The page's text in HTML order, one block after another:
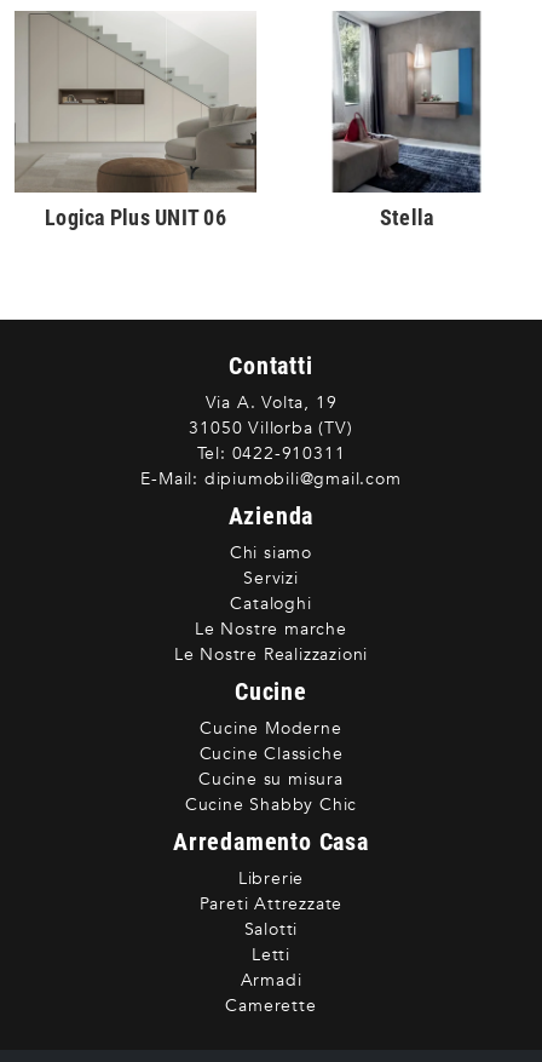
Logica Plus UNIT 06 Stella
Contatti
Via A. Volta, 19
31050 Villorba (TV)
Tel: 0422-910311
E-Mail: dipiumobili@gmail.com
Azienda
Chi siamo
Servizi
Cataloghi
Le Nostre marche
Le Nostre Realizzazioni
Cucine
Cucine Moderne
Cucine Classiche
Cucine su misura
Cucine Shabby Chic
Arredamento Casa
Librerie
Pareti Attrezzate
Salotti
Letti
Armadi
Camerette